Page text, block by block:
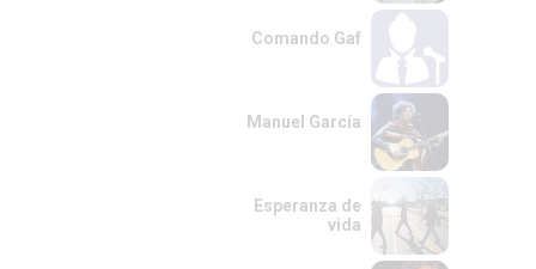
Comando Gaf
Manuel García
Esperanza de
vida